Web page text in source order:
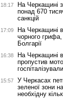
18:17
На Черкащині
понад 670
санкцій
17:09
На Черкащині
чорного грифа,
Болгарії
16:38
На Черкащині
пропустив
госпіталізували
15:57
У Черкасах
зеленої зони
необхідну